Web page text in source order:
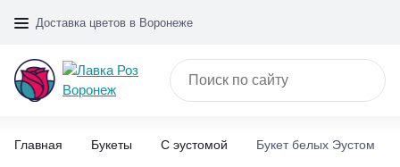
Доставка цветов в Воронеже
Главная Букеты С эустомой Букет белых Эустом